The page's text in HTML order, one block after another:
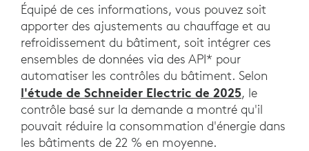
Équipé de ces informations, vous pouvez soit
apporter des ajustements au chauffage et au
refroidissement du bâtiment, soit intégrer ces
ensembles de données via des API* pour
automatiser les contrôles du bâtiment. Selon
l'étude de Schneider Electric de 2025, le
contrôle basé sur la demande a montré qu'il
pouvait réduire la consommation d'énergie dans
les bâtiments de 22 % en moyenne.